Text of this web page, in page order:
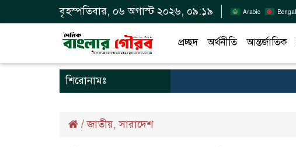
বৃহস্পতিবার, ০৬ অগাস্ট ২০২৬, ০৯:১৯ Arabic
প্রচ্ছদ অর্থনীতি আন্তর্জাতিক
শিরোনামঃ
/জাতীয়,সারাদেশ